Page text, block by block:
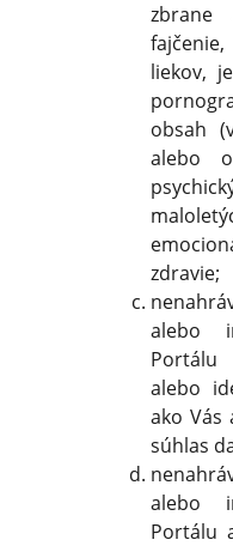
zbrane
liekov,
obsah
alebo
zdravie;
alebo
Portálu
alebo
ako Vás
súhlas
alebo
Portálu